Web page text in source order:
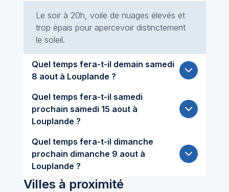
Le soir à 20h, voile de nuages élevés et
trop épais pour apercevoir distinctement
le soleil.
Quel temps fera-t-il demain samedi
8 aout à Louplande ?
Quel temps fera-t-il samedi
prochain samedi 15 aout à
Louplande ?
Quel temps fera-t-il dimanche
prochain dimanche 9 aout à
Louplande ?
Villes à proximité